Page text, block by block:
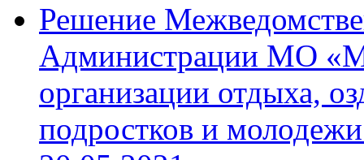
Решение
Администрации МО
организации отдыха,
подростков и